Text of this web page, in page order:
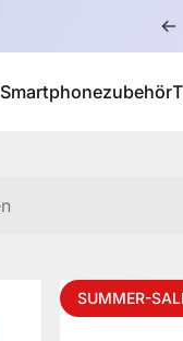
Smartphonezubehör
SUMMER-